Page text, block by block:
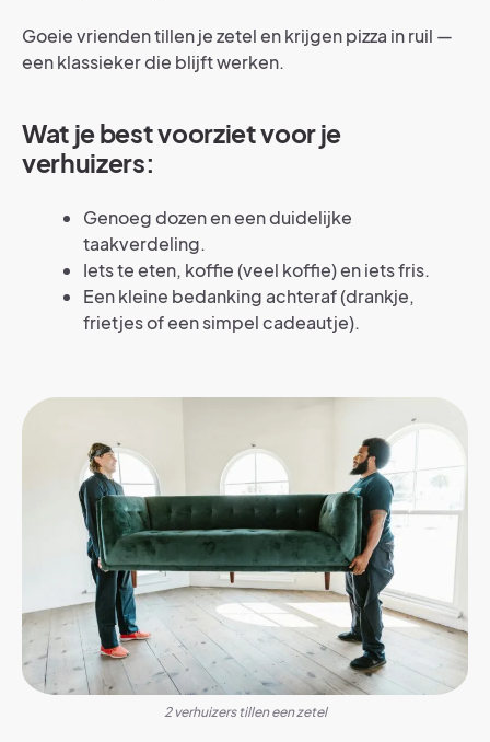
Goeie vrienden tillen je zetel en krijgen pizza in ruil —
een klassieker die blijft werken.
Wat je best voorziet voor je
verhuizers:
Genoeg dozen en een duidelijke
taakverdeling.
Iets te eten, koffie (veel koffie) en iets fris.
Een kleine bedanking achteraf (drankje,
frietjes of een simpel cadeautje).
2 verhuizers tillen een zetel